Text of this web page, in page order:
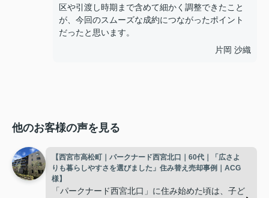
区や引渡し時期まで含めて細かく調整できたこと
が、今回のスムーズな成約につながったポイント
だったと思います。
片岡 沙織
他のお客様の声を見る
【西宮市高松町｜パークナード西宮北口｜60代｜「広さよ
りも暮らしやすさを選びました」住み替え売却事例｜ACG
様】
「パークナード西宮北口」に住み始めた頃は、子ど